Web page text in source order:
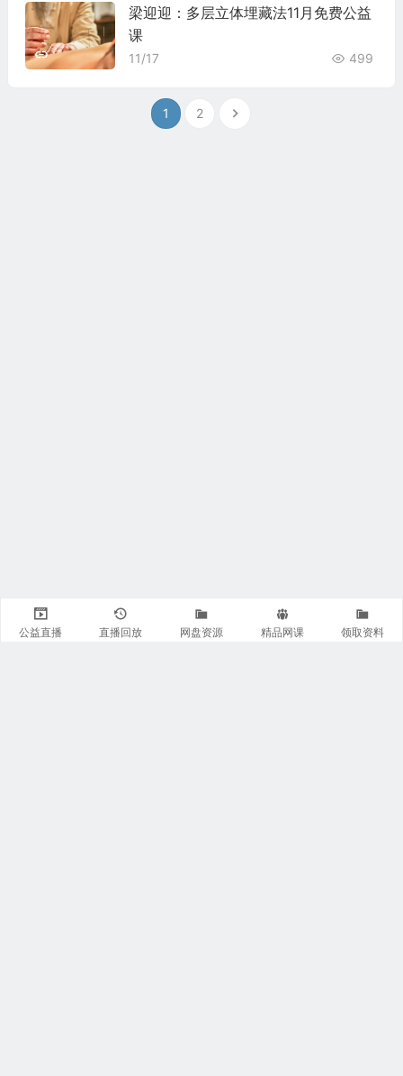
梁迎迎：多层立体埋藏法11月免费公益
课
11/17 499
1 2
公益直播 直播回放 网盘资源 精品网课 领取资料